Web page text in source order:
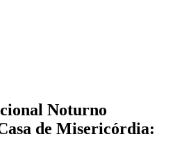
Noturno
de Misericórdia: